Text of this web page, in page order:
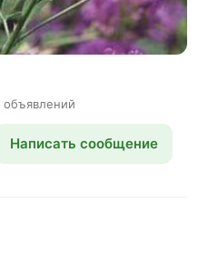
объявлений
Написать сообщение